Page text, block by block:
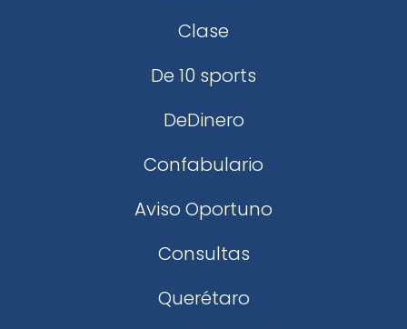
Clase
De 10 sports
DeDinero
Confabulario
Aviso Oportuno
Consultas
Querétaro